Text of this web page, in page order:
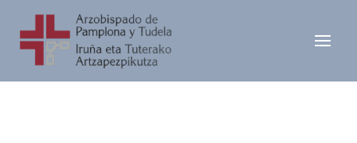
contenido